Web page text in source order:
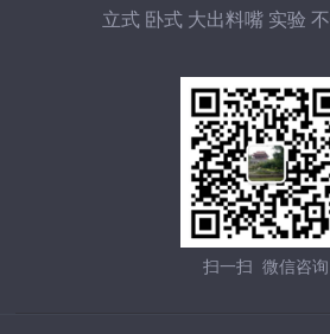
立式 卧式 大出料嘴 实验
扫一扫 微信咨询